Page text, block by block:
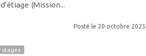
(Mission...
Posté le 20 octobre 2025
stages